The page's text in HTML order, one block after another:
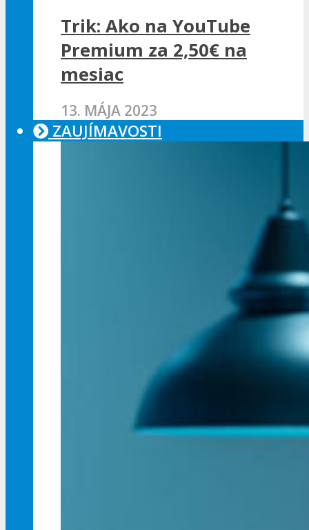
Trik: Ako na YouTube
Premium za 2,50€ na
mesiac
13. MÁJA 2023
ZAUJÍMAVOSTI